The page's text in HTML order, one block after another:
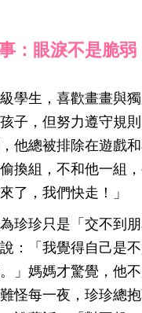
：眼淚不是脆弱
學生，喜歡畫畫與
子，但努力遵守規
他總被排除在遊戲和
換組，不和他一組
了，我們快走！」
珍珍只是「交不到
：「我覺得自己是
」媽媽才驚覺，他
怪每一夜，珍珍總